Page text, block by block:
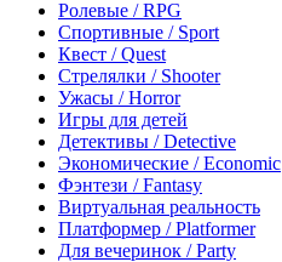
Ролевые / RPG
Спортивные / Sport
Квест / Quest
Стрелялки / Shooter
Ужасы / Horror
Игры для детей
Детективы / Detective
Экономические / Economic
Фэнтези / Fantasy
Виртуальная реальность
Платформер / Platformer
Для вечеринок / Party